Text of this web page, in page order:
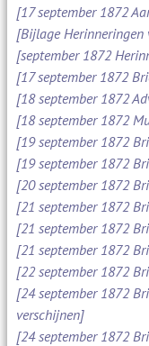
[17 september 1872
[Bijlage
[september 1872
[17 september 1872
[18 september 1872
[18 september 1872
[19 september 1872
[19 september 1872
[20 september 1872
[21 september 1872
[21 september 1872
[21 september 1872
[22 september 1872
[24 september 1872
verschijnen]
[24 september 1872